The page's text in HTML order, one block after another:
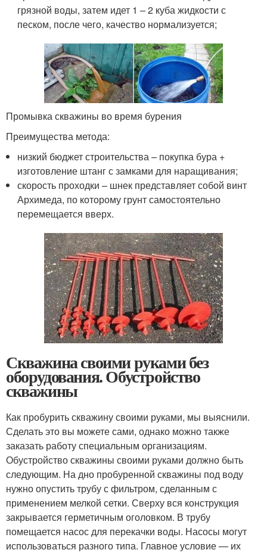
грязной воды, затем идет 1 – 2 куба жидкости с
песком, после чего, качество нормализуется;
Промывка скважины во время бурения
Преимущества метода:
низкий бюджет строительства – покупка бура +
изготовление штанг с замками для наращивания;
скорость проходки – шнек представляет собой винт
Архимеда, по которому грунт самостоятельно
перемещается вверх.
Скважина своими руками без
оборудования. Обустройство
скважины
Как пробурить скважину своими руками, мы выяснили.
Сделать это вы можете сами, однако можно также
заказать работу специальным организациям.
Обустройство скважины своими руками должно быть
следующим. На дно пробуренной скважины под воду
нужно опустить трубу с фильтром, сделанным с
применением мелкой сетки. Сверху вся конструкция
закрывается герметичным оголовком. В трубу
помещается насос для перекачки воды. Насосы могут
использоваться разного типа. Главное условие — их